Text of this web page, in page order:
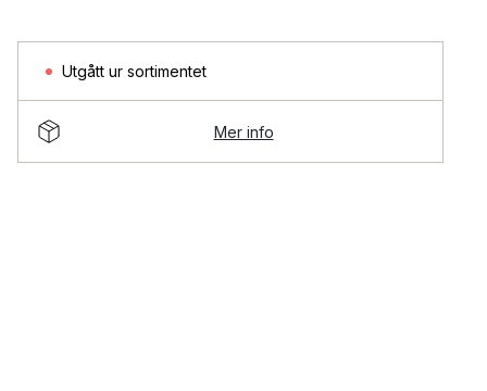
Utgått ur sortimentet
Mer info